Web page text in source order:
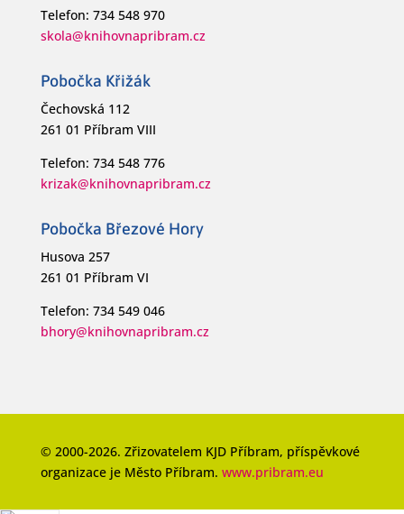
Telefon: 734 548 970
skola@knihovnapribram.cz
Pobočka Křižák
Čechovská 112
261 01 Příbram VIII
Telefon: 734 548 776
krizak@knihovnapribram.cz
Pobočka Březové Hory
Husova 257
261 01 Příbram VI
Telefon: 734 549 046
bhory@knihovnapribram.cz
© 2000-2026. Zřizovatelem KJD Příbram, příspěvkové
organizace je Město Příbram. www.pribram.eu